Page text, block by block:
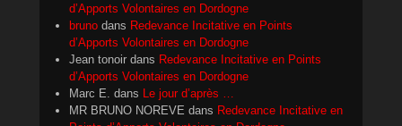
d’Apports Volontaires en Dordogne
bruno dans Redevance Incitative en Points
d’Apports Volontaires en Dordogne
Jean tonoir dans Redevance Incitative en Points
d’Apports Volontaires en Dordogne
Marc E. dans Le jour d’après …
MR BRUNO NOREVE dans Redevance Incitative en